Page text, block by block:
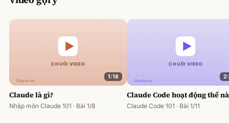
1:18
Claude là gì?
Nhập môn Claude 101 · Bài 1/8
Claude Code hoạt động thế
Claude Code 101 · Bài 1/11